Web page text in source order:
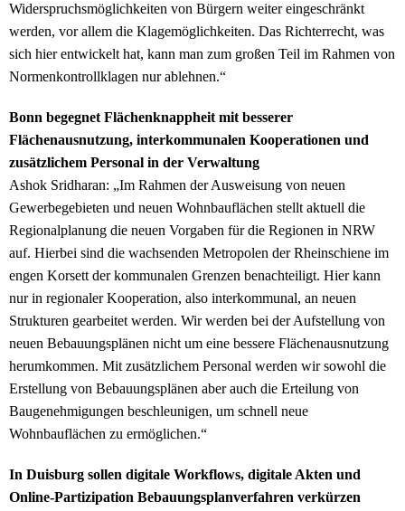
Widerspruchsmöglichkeiten von Bürgern weiter eingeschränkt
werden, vor allem die Klagemöglichkeiten. Das Richterrecht, was
sich hier entwickelt hat, kann man zum großen Teil im Rahmen von
Normenkontrollklagen nur ablehnen.“
Bonn begegnet Flächenknappheit mit besserer
Flächenausnutzung, interkommunalen Kooperationen und
zusätzlichem Personal in der Verwaltung
Ashok Sridharan: „Im Rahmen der Ausweisung von neuen
Gewerbegebieten und neuen Wohnbauflächen stellt aktuell die
Regionalplanung die neuen Vorgaben für die Regionen in NRW
auf. Hierbei sind die wachsenden Metropolen der Rheinschiene im
engen Korsett der kommunalen Grenzen benachteiligt. Hier kann
nur in regionaler Kooperation, also interkommunal, an neuen
Strukturen gearbeitet werden. Wir werden bei der Aufstellung von
neuen Bebauungsplänen nicht um eine bessere Flächenausnutzung
herumkommen. Mit zusätzlichem Personal werden wir sowohl die
Erstellung von Bebauungsplänen aber auch die Erteilung von
Baugenehmigungen beschleunigen, um schnell neue
Wohnbauflächen zu ermöglichen.“
In Duisburg sollen digitale Workflows, digitale Akten und
Online-Partizipation Bebauungsplanverfahren verkürzen